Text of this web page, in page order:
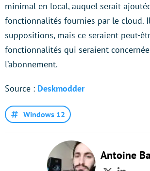
minimal en local, auquel serait
fonctionnalités fournies par le cloud.
suppositions, mais ce seraient peut-
fonctionnalités qui seraient
l’abonnement.
Source : Deskmodder
Windows 12
Antoine